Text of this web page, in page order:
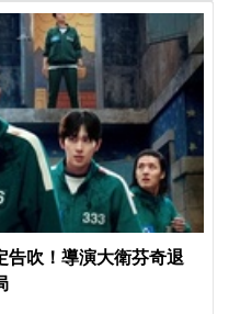
告吹！導演大衛芬奇退